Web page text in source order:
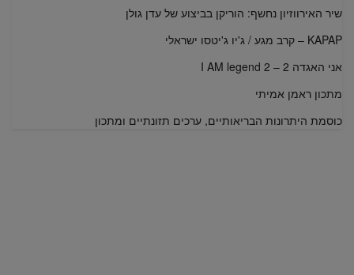
שיר האירווזיון נחשף: הוריקן בביצוע של עדן גולן
KAPAP – קרב מגע / ג'יו ג'יטסו ישראלי
אני האגדה 2 – I AM legend 2
מתכון ראמן אמיתי
כוסמת היתרונות הבריאותיים, ערכים תזונתיים ומתכון